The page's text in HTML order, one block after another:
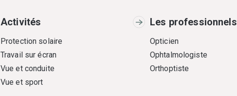
Activités
Protection solaire
Travail sur écran
Vue et conduite
Vue et sport
Les professionnels
Opticien
Ophtalmologiste
Orthoptiste